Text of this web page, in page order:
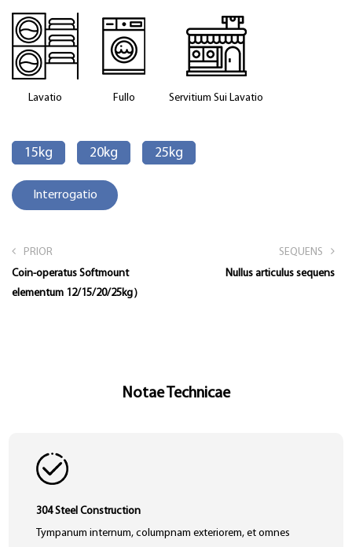
Lavatio Fullo Servitium Sui Lavatio
15kg 20kg 25kg
Interrogatio
PRIOR
Coin-operatus Softmount
elementum 12/15/20/25kg）
SEQUENS
Nullus articulus sequens
Notae Technicae
304 Steel Construction
Tympanum internum, columpnam exteriorem, et omnes